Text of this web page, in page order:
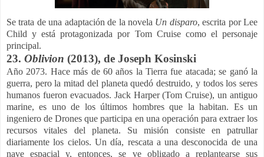
Se trata de una adaptación de la novela Un disparo, escrita por Lee
Child y está protagonizada por Tom Cruise como el personaje
principal.
23. Oblivion (2013), de Joseph Kosinski
Año 2073. Hace más de 60 años la Tierra fue atacada; se ganó la
guerra, pero la mitad del planeta quedó destruido, y todos los seres
humanos fueron evacuados. Jack Harper (Tom Cruise), un antiguo
marine, es uno de los últimos hombres que la habitan. Es un
ingeniero de Drones que participa en una operación para extraer los
recursos vitales del planeta. Su misión consiste en patrullar
diariamente los cielos. Un día, rescata a una desconocida de una
nave espacial y, entonces, se ve obligado a replantearse sus